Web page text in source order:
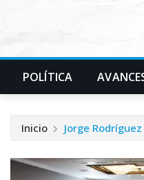
POLÍTICA
Inicio Jorge